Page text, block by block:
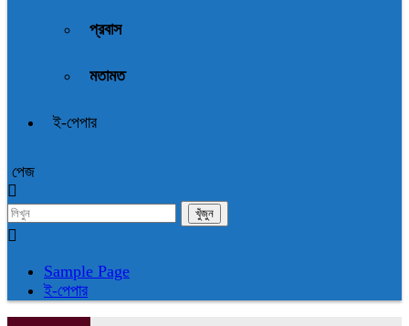
প্রবাস
মতামত
ই-পেপার
পেজ
Sample Page
ই-পেপার